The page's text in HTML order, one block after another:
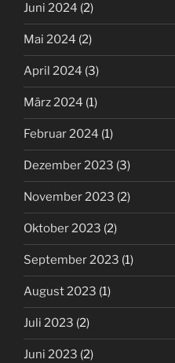
Juni 2024 (2)
Mai 2024 (2)
April 2024 (3)
März 2024 (1)
Februar 2024 (1)
Dezember 2023 (3)
November 2023 (2)
Oktober 2023 (2)
September 2023 (1)
August 2023 (1)
Juli 2023 (2)
Juni 2023 (2)